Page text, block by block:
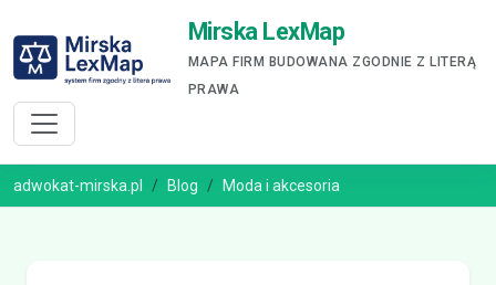
Mirska LexMap
MAPA FIRM BUDOWANA ZGODNIE Z LITERĄ
PRAWA
adwokat-mirska.pl Blog Moda i akcesoria